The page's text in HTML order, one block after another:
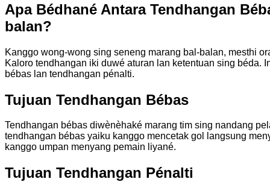
Apa Bédhané Antara Tendhangan
balan?
Kanggo wong-wong sing seneng marang bal-balan, mesthi
Kaloro tendhangan iki duwé aturan lan ketentuan sing béda.
bébas lan tendhangan pénalti.
Tujuan Tendhangan Bébas
Tendhangan bébas diwènèhaké marang tim sing nandang
tendhangan bébas yaiku kanggo mencetak gol langsung
kanggo umpan menyang pemain liyané.
Tujuan Tendhangan Pénalti